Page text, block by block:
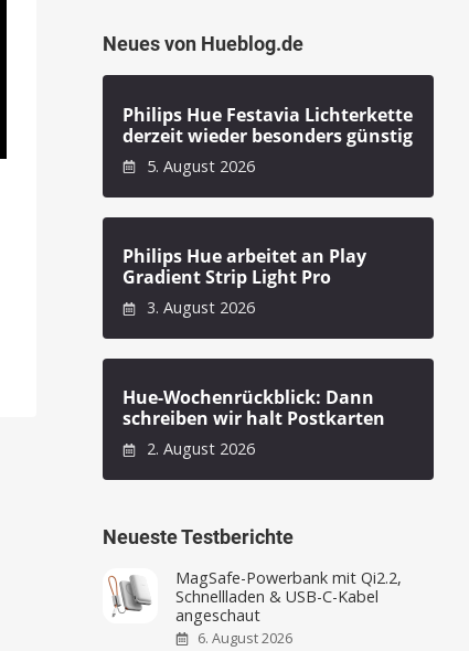
Neues von Hueblog.de
Philips Hue Festavia Lichterkette
derzeit wieder besonders günstig
5. August 2026
Philips Hue arbeitet an Play
Gradient Strip Light Pro
3. August 2026
Hue-Wochenrückblick: Dann
schreiben wir halt Postkarten
2. August 2026
Neueste Testberichte
MagSafe-Powerbank mit Qi2.2,
Schnellladen & USB-C-Kabel
angeschaut
6. August 2026